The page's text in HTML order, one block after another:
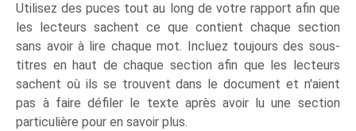
Utilisez des puces tout au long de votre rapport afin que
les lecteurs sachent ce que contient chaque section
sans avoir à lire chaque mot. Incluez toujours des sous-
titres en haut de chaque section afin que les lecteurs
sachent où ils se trouvent dans le document et n'aient
pas à faire défiler le texte après avoir lu une section
particulière pour en savoir plus.